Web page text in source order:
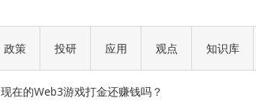
政策 投研 应用 观点 知识库
代币就是产品
以太币现货 ETF 获得 SEC 正式批准
现在的Web3游戏打金还赚钱吗？